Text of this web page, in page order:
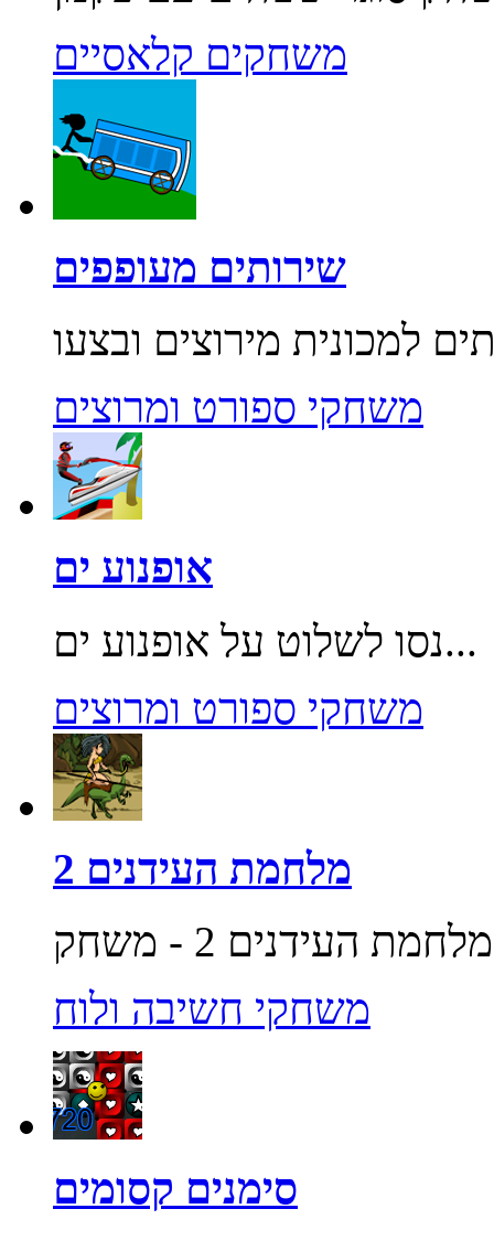
משחקים קלאסיים
שירותים מעופפים
משחקי ספורט ומרוצים
אופנוע ים
נסו לשלוט על אופנוע ים...
משחקי ספורט ומרוצים
מלחמת העידנים 2
משחקי חשיבה ולוח
סימנים קסומים